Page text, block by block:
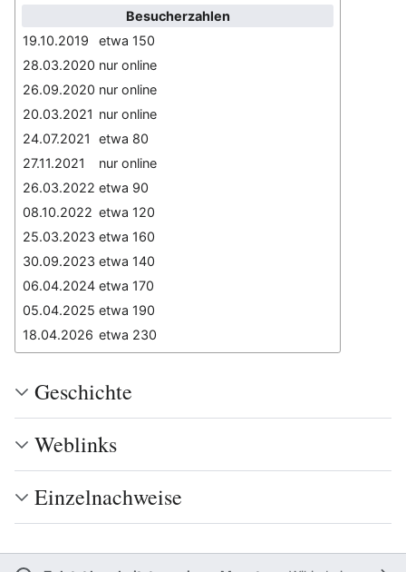
Besucherzahlen
19.10.2019
etwa 150
28.03.2020 nur online
26.09.2020 nur online
20.03.2021 nur online
24.07.2021
etwa 80
27.11.2021
nur online
26.03.2022 etwa 90
08.10.2022 etwa 120
25.03.2023 etwa 160
30.09.2023 etwa 140
06.04.2024 etwa 170
05.04.2025 etwa 190
18.04.2026 etwa 230
Geschichte
Weblinks
Einzelnachweise